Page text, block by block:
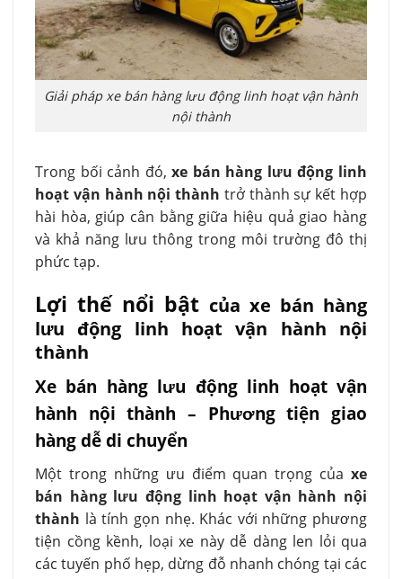
Giải pháp xe bán hàng lưu động linh hoạt vận hành
nội thành
Trong bối cảnh đó,xe bán hàng lưu động linh
hoạt vận hành nội thành trở thành sự kết hợp
hài hòa, giúp cân bằng giữa hiệu quả giao hàng
và khả năng lưu thông trong môi trường đô thị
phức tạp.
Lợi thế nổi bật của xe bán hàng
lưu động linh hoạt vận hành nội
thành
Xe bán hàng lưu động linh hoạt vận
hành nội thành – Phương tiện giao
hàng dễ di chuyển
Một trong những ưu điểm quan trọng của xe
bán hàng lưu động linh hoạt vận hành nội
thành là tính gọn nhẹ. Khác với những phương
tiện cồng kềnh, loại xe này dễ dàng len lỏi qua
các tuyến phố hẹp, dừng đỗ nhanh chóng tại các